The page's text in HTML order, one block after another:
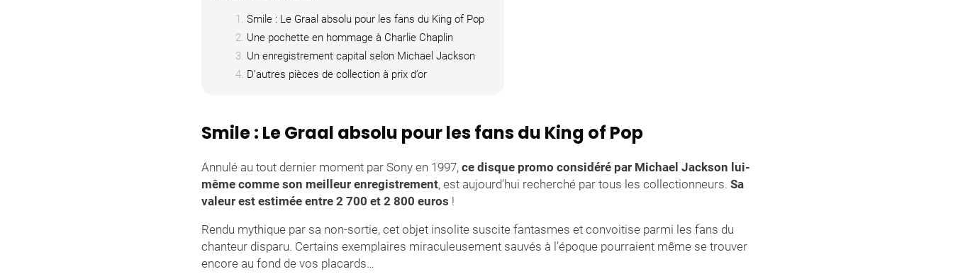
Smile : Le Graal absolu pour les fans du King of Pop
Une pochette en hommage à Charlie Chaplin
Un enregistrement capital selon Michael Jackson
D’autres pièces de collection à prix d’or
Smile : Le Graal absolu pour les fans du King of Pop
Annulé au tout dernier moment par Sony en 1997, ce disque promo considéré par Michael Jackson lui-
même comme son meilleur enregistrement, est aujourd’hui recherché par tous les collectionneurs. Sa
valeur est estimée entre 2 700 et 2 800 euros !
Rendu mythique par sa non-sortie, cet objet insolite suscite fantasmes et convoitise parmi les fans du
chanteur disparu. Certains exemplaires miraculeusement sauvés à l’époque pourraient même se trouver
encore au fond de vos placards…